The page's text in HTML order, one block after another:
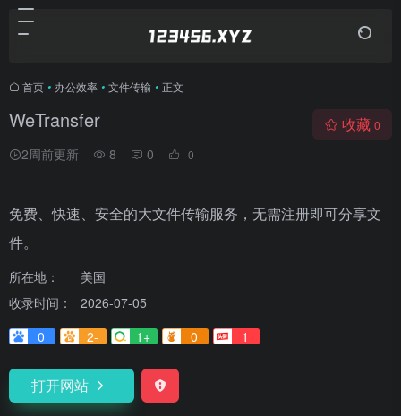
首页 • 办公效率 • 文件传输 • 正文
WeTransfer
2周前更新 8 0 0
收藏 0
免费、快速、安全的大文件传输服务，无需注册即可分享文
件。
所在地：
美国
收录时间：
2026-07-05
0
2- 1+ 0 1
打开网站